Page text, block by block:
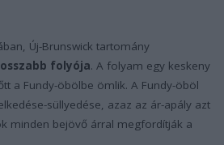
Új-Brunswick tartomány
folyója. A folyam egy keskeny
a Fundy-öbölbe ömlik. A Fundy-öböl
süllyedése, azaz az ár-apály azt
minden bejövő árral megfordítják a